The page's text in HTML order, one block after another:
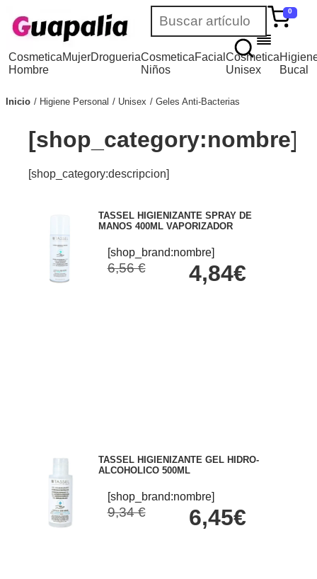
0
Cosmetica
Hombre
MujerDrogueriaCosmetica
Niños
FacialCosmetica
Unisex
Bucal
Inicio Higiene Personal Unisex Geles Anti-Bacterias
[shop_category:nombre]
[shop_category:descripcion]
TASSEL HIGIENIZANTE SPRAY DE
MANOS 400ML VAPORIZADOR
[shop_brand:nombre]
6,56 € 4,84€
TASSEL HIGIENIZANTE GEL HIDRO-
ALCOHOLICO 500ML
[shop_brand:nombre]
9,34 € 6,45€